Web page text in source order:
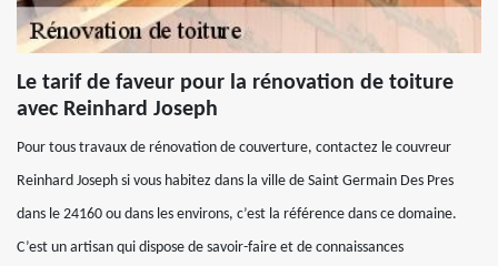
Le tarif de faveur pour la rénovation de toiture
avec Reinhard Joseph
Pour tous travaux de rénovation de couverture, contactez le couvreur
Reinhard Joseph si vous habitez dans la ville de Saint Germain Des Pres
dans le 24160 ou dans les environs, c’est la référence dans ce domaine.
C’est un artisan qui dispose de savoir-faire et de connaissances